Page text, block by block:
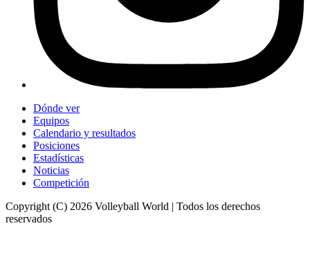
Dónde ver
Equipos
Calendario y resultados
Posiciones
Estadísticas
Noticias
Competición
Copyright (C) 2026 Volleyball World | Todos los derechos
reservados